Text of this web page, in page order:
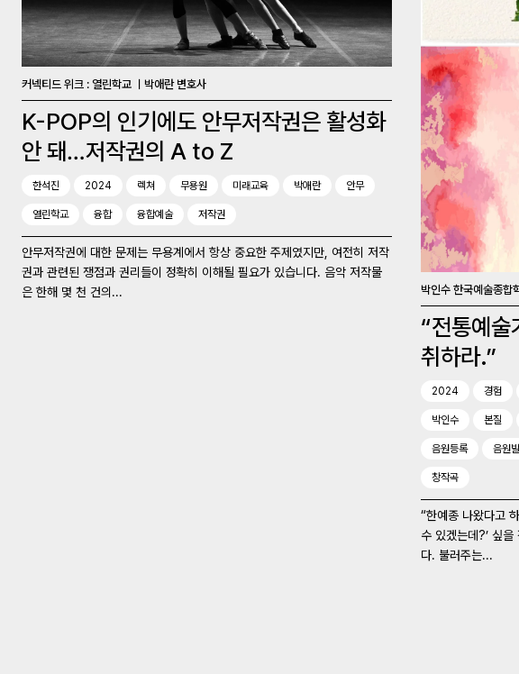
커넥티드 위크 : 열린학교 ㅣ박애란 변호사
K-POP의 인기에도 안무저작권은 활성화
안 돼…저작권의 A to Z
한석진 2024 렉쳐 무용원 미래교육 박애란 안무
열린학교 융합 융합예술 저작권
안무저작권에 대한 문제는 무용계에서 항상 중요한 주제였지만, 여전히 저작
권과 관련된 쟁점과 권리들이 정확히 이해될 필요가 있습니다. 음악 저작물
은 한해 몇 천 건의...
박인수 한국예술종합
“전통예술
취하라.”
2024 경험
박인수 본질
음원등록 음원
창작곡
“한예종 나왔다고
수 있겠는데?’ 싶
다. 불러주는...